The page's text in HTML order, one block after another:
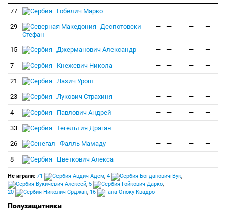
77
Гобелич Марко — — — —
29
Деспотовски
Стефан
— — — —
15 Джерманович Александр — — — —
7 Кнежевич Никола — — — —
21 Лазич Урош — — — —
23 Лукович Страхиня — — — —
4 Павлович Андрей — — — —
33 Тегельтия Драган — — — —
26 Фалль Мамаду — — — —
8 Цветкович Алекса — — — —
Не играли: 71 Авдич Адем, 4 Богданович Вук,
Вукичевич Алексей, 5 Гойкович Дарко,
20
Николич Срджан, 16 Опоку Квадро
Полузащитники